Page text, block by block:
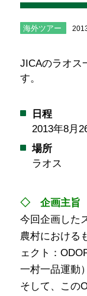
海外ツアー
JICAのラオス
す。
日程
2013年8月
場所
ラオス
◇ 企画主旨
今回企画した
農村における
ェクト：
一村一品運動
そして、この